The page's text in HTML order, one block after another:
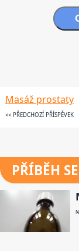
Masáž prostaty
<< PŘEDCHOZÍ PŘÍSPĚVEK
PŘÍBĚH